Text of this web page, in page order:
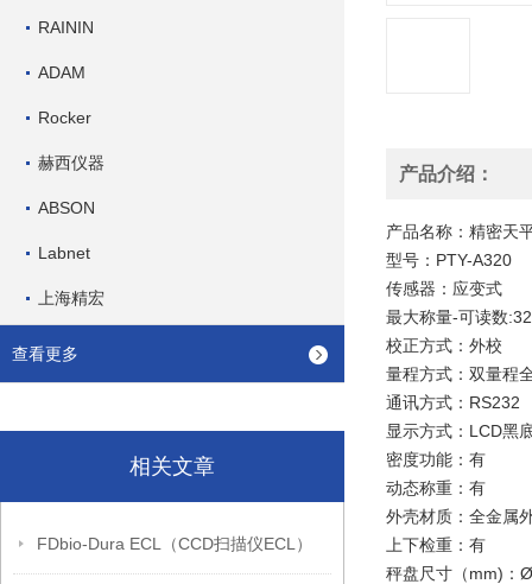
RAININ
ADAM
Rocker
赫西仪器
ABSON
Labnet
上海精宏
查看更多
相关文章
FDbio-Dura ECL（CCD扫描仪ECL）
产品介绍：
产品名称：精密天
型号：PTY-A320
传感器：应变式
最大称量-可读数
校正方式：外校
量程方式： 双量程
通讯方式：RS232
显示方式： LCD黑
密度功能：有
动态称重：有
外壳材质：全金属
上下检重： 有
秤盘尺寸（mm)：